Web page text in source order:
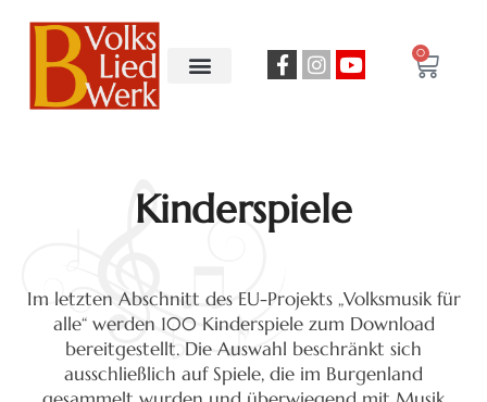
0
Kinderspiele
Im letzten Abschnitt des EU-Projekts „Volksmusik für
alle“ werden 100 Kinderspiele zum Download
bereitgestellt. Die Auswahl beschränkt sich
ausschließlich auf Spiele, die im Burgenland